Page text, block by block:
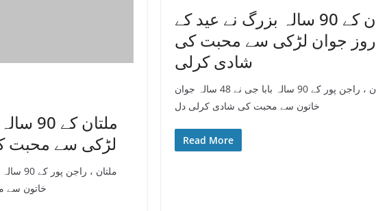
خاتون
ملتان کے 90 سالہ بزرگ نے عید کے
روز جوان لڑکی سے محبت کی
شادی کرلی
ملتان ، راجن پور کے 90 سالہ بابا جی نے 48 سالہ جوان
خاتون سے محبت کی شادی کرلی دل
Read More